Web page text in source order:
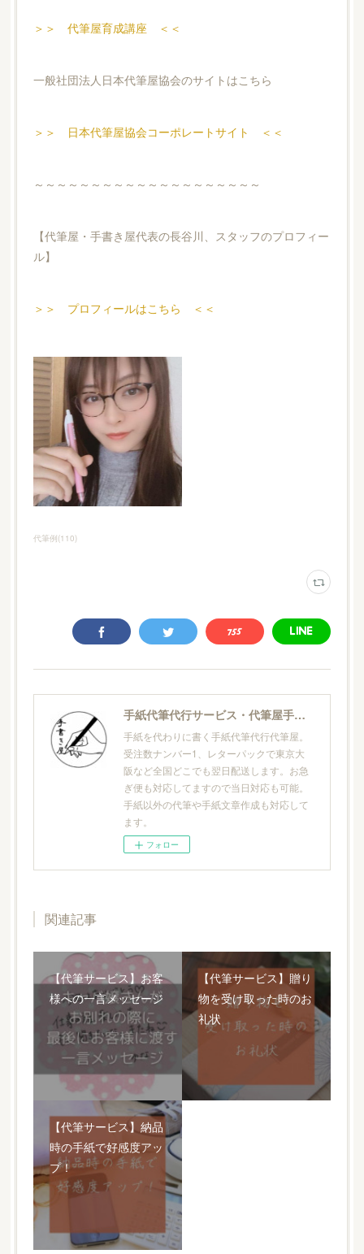
＞＞ 代筆屋育成講座 ＜＜
一般社団法人日本代筆屋協会のサイトはこちら
＞＞ 日本代筆屋協会コーポレートサイト ＜＜
～～～～～～～～～～～～～～～～～～～～
【代筆屋・手書き屋代表の長谷川、スタッフのプロフィー
ル】
＞＞ プロフィールはこちら ＜＜
代筆例(110)
手紙代筆代行サービス・代筆屋手書き屋®
手紙を代わりに書く手紙代筆代行代筆屋。
受注数ナンバー1、レターパックで東京大
阪など全国どこでも翌日配送します。お急
ぎ便も対応してますので当日対応も可能。
手紙以外の代筆や手紙文章作成も対応して
ます。
フォロー
関連記事
【代筆サービス】お客
様への一言メッセージ
【代筆サービス】贈り
物を受け取った時のお
礼状
【代筆サービス】納品
時の手紙で好感度アッ
プ！